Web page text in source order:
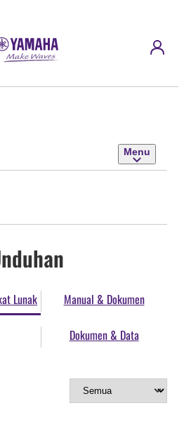
Menu
Lunak Manual & Dokumen
Dokumen & Data